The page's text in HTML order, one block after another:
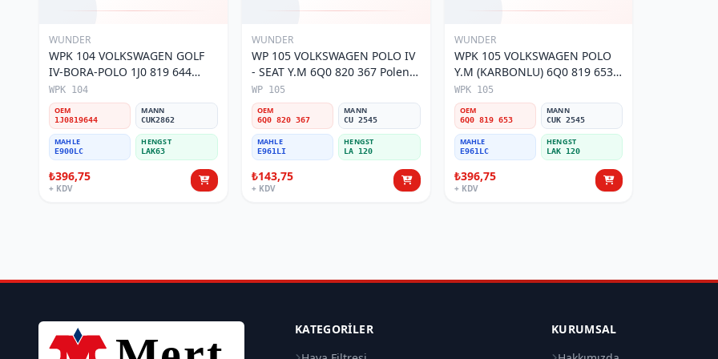
WUNDER
WPK 104 VOLKSWAGEN GOLF
IV-BORA-POLO 1J0 819 644
Polen Filtresi
WPK 104
OEM
1J0819644
MANN
CUK2862
MAHLE
E900LC
HENGST
LAK63
₺396,75
+ KDV
WUNDER
WP 105 VOLKSWAGEN POLO IV
- SEAT Y.M 6Q0 820 367 Polen
Filtresi
WP 105
OEM
6Q0 820 367
MANN
CU 2545
MAHLE
E961LI
HENGST
LA 120
₺143,75
+ KDV
WUNDER
WPK 105 VOLKSWAGEN POLO
Y.M (KARBONLU) 6Q0 819 653
Polen Filtresi
WPK 105
OEM
6Q0 819 653
MANN
CUK 2545
MAHLE
E961LC
HENGST
LAK 120
₺396,75
+ KDV
KATEGORILER
KURUMSAL